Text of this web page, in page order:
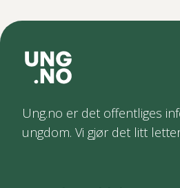
Ung.no er det offentliges
ungdom. Vi gjør det litt